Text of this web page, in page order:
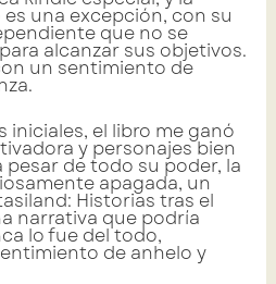
una excepción, con su
que no se
alcanzar sus objetivos.
un sentimiento de
iniciales, el libro me ganó
y personajes bien
pesar de todo su poder, la
apagada, un
Historias tras el
narrativa que podría
lo fue del todo,
de anhelo y